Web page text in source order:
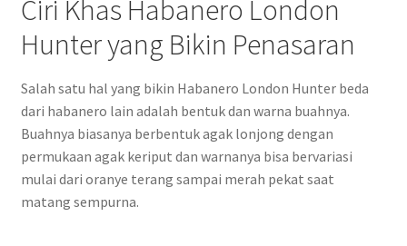
Ciri Khas Habanero London
Hunter yang Bikin Penasaran
Salah satu hal yang bikin Habanero London Hunter beda
dari habanero lain adalah bentuk dan warna buahnya.
Buahnya biasanya berbentuk agak lonjong dengan
permukaan agak keriput dan warnanya bisa bervariasi
mulai dari oranye terang sampai merah pekat saat
matang sempurna.